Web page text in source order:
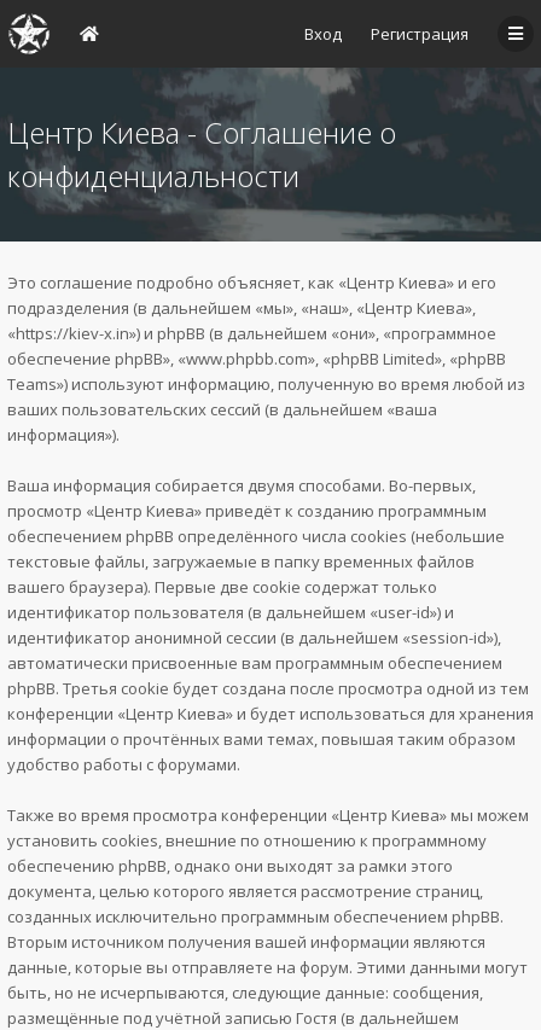
Вход Регистрация
Центр Киева - Соглашение о
конфиденциальности
Это соглашение подробно объясняет, как «Центр Киева» и его
подразделения (в дальнейшем «мы», «наш», «Центр Киева»,
«https://kiev-x.in») и phpBB (в дальнейшем «они», «программное
обеспечение phpBB», «www.phpbb.com», «phpBB Limited», «phpBB
Teams») используют информацию, полученную во время любой из
ваших пользовательских сессий (в дальнейшем «ваша
информация»).
Ваша информация собирается двумя способами. Во-первых,
просмотр «Центр Киева» приведёт к созданию программным
обеспечением phpBB определённого числа cookies (небольшие
текстовые файлы, загружаемые в папку временных файлов
вашего браузера). Первые две cookie содержат только
идентификатор пользователя (в дальнейшем «user-id») и
идентификатор анонимной сессии (в дальнейшем «session-id»),
автоматически присвоенные вам программным обеспечением
phpBB. Третья cookie будет создана после просмотра одной из тем
конференции «Центр Киева» и будет использоваться для хранения
информации о прочтённых вами темах, повышая таким образом
удобство работы с форумами.
Также во время просмотра конференции «Центр Киева» мы можем
установить cookies, внешние по отношению к программному
обеспечению phpBB, однако они выходят за рамки этого
документа, целью которого является рассмотрение страниц,
созданных исключительно программным обеспечением phpBB.
Вторым источником получения вашей информации являются
данные, которые вы отправляете на форум. Этими данными могут
быть, но не исчерпываются, следующие данные: сообщения,
размещённые под учётной записью Гостя (в дальнейшем